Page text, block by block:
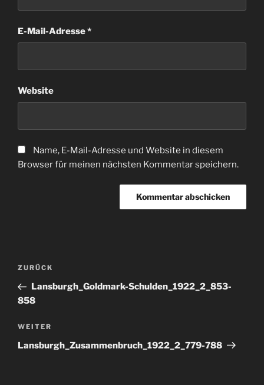
E-Mail-Adresse*
Website
Name, E-Mail-Adresse und Website in diesem
Browser für meinen nächsten Kommentar speichern.
Beitragsnavigation
Vorheriger
Beitrag
ZURÜCK
Lansburgh_Goldmark-Schulden_1922_2_853-
858
Nächster
Beitrag
WEITER
Lansburgh_Zusammenbruch_1922_2_779-788